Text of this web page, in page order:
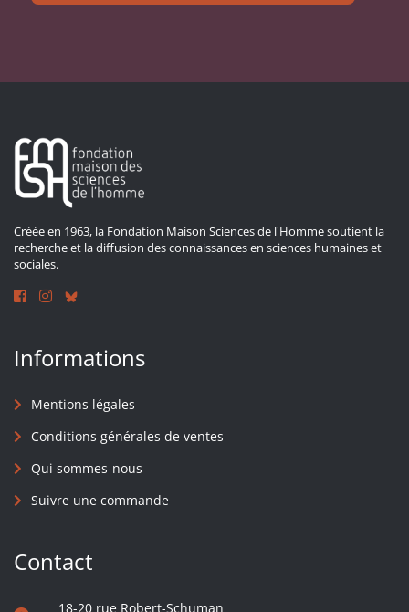
Créée en 1963, la Fondation Maison Sciences de l'Homme soutient la
recherche et la diffusion des connaissances en sciences humaines et
sociales.
Informations
Mentions légales
Conditions générales de ventes
Qui sommes-nous
Suivre une commande
Contact
18-20 rue Robert-Schuman